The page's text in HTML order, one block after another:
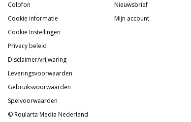
Colofon
Cookie informatie
Cookie Instellingen
Privacy beleid
Disclaimer/vrijwaring
Leveringsvoorwaarden
Gebruiksvoorwaarden
Spelvoorwaarden
© Roularta Media Nederland
Nieuwsbrief
Mijn account